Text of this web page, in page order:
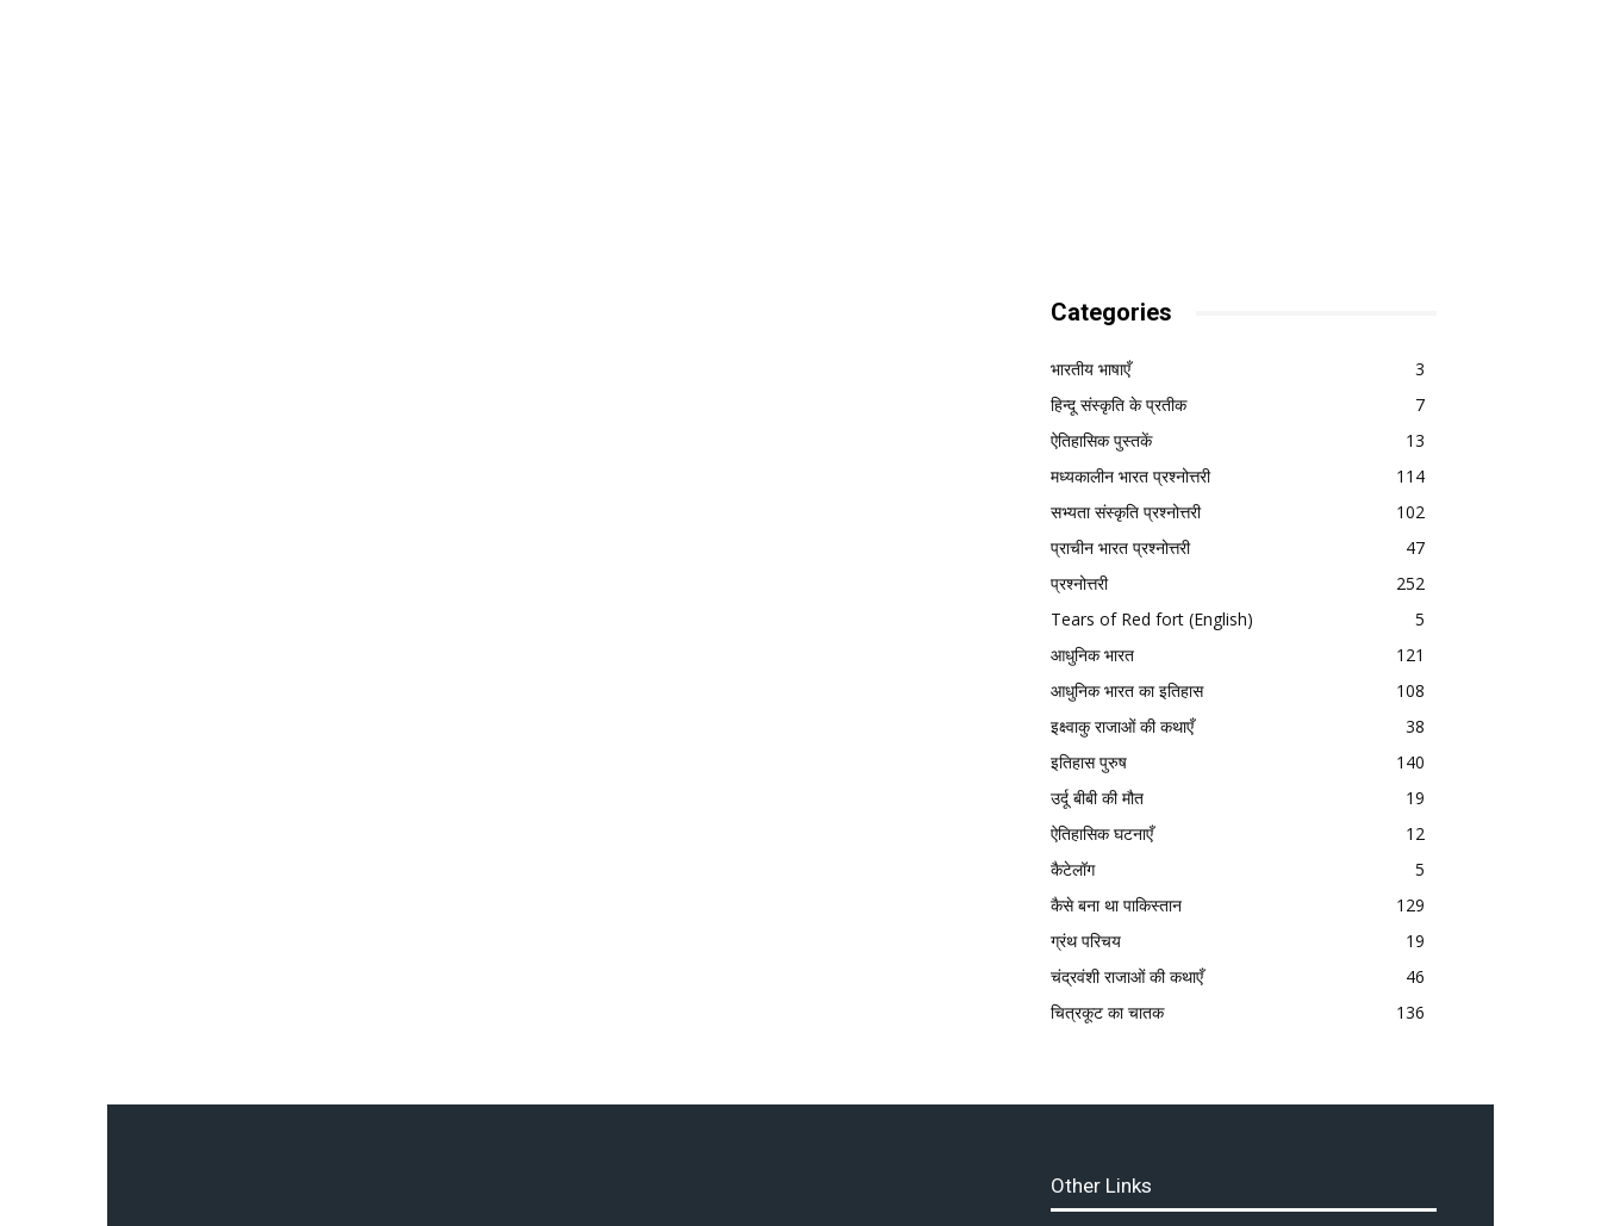
Categories
भारतीय भाषाएँ
3
हिन्दू संस्कृति के प्रतीक
7
ऐतिहासिक पुस्तकें
13
मध्यकालीन भारत प्रश्नोत्तरी
114
सभ्यता संस्कृति प्रश्नोत्तरी
102
प्राचीन भारत प्रश्नोत्तरी
47
प्रश्नोत्तरी
252
Tears of Red fort (English)
5
आधुनिक भारत
121
आधुनिक भारत का इतिहास
108
इक्ष्वाकु राजाओं की कथाएँ
38
इतिहास पुरुष
140
उर्दू बीबी की मौत
19
ऐतिहासिक घटनाएँ
12
कैटेलॉग
5
कैसे बना था पाकिस्तान
129
ग्रंथ परिचय
19
चंद्रवंशी राजाओं की कथाएँ
46
चित्रकूट का चातक
136
Other Links